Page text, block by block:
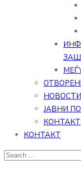
НОВОСТИ
ЈАВНИ
КОНТАКТ
КОНТАКТ